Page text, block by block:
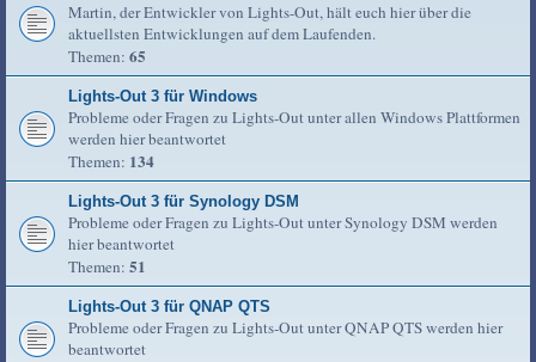
Martin, der Entwickler von Lights-Out, hält euch hier über die
aktuellsten Entwicklungen auf dem Laufenden.
Themen: 65
Lights-Out 3 für Windows
Probleme oder Fragen zu Lights-Out unter allen Windows Plattformen
werden hier beantwortet
Themen: 134
Lights-Out 3 für Synology DSM
Probleme oder Fragen zu Lights-Out unter Synology DSM werden
hier beantwortet
Themen: 51
Lights-Out 3 für QNAP QTS
Probleme oder Fragen zu Lights-Out unter QNAP QTS werden hier
beantwortet